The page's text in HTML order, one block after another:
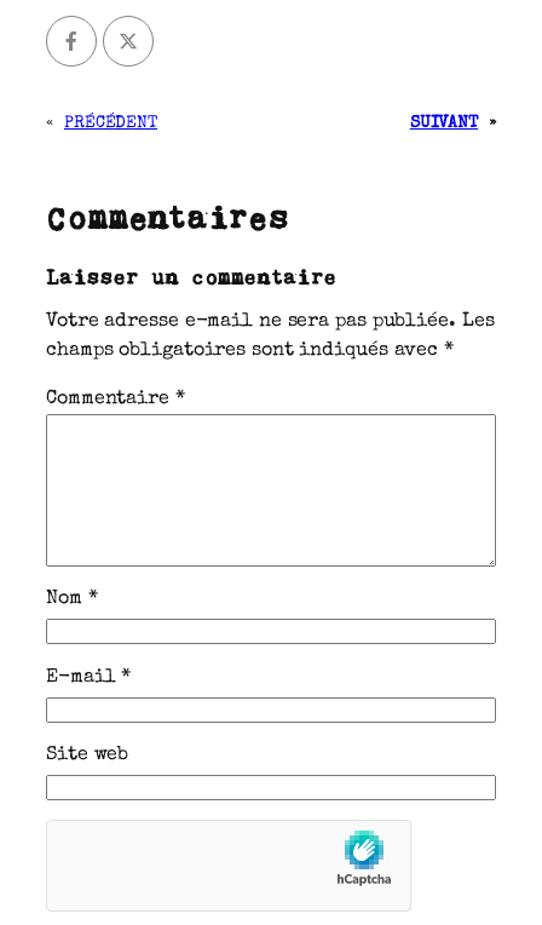
« PRÉCÉDENT SUIVANT »
Commentaires
Laisser un commentaire
Votre adresse e-mail ne sera pas publiée. Les
champs obligatoires sont indiqués avec*
Commentaire *
Nom *
E-mail*
Site web